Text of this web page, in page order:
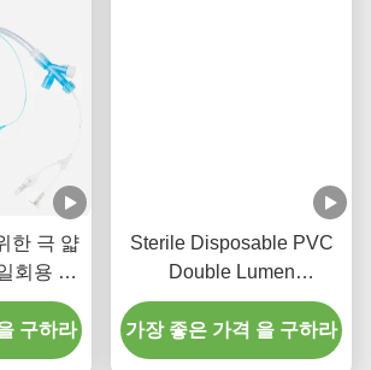
한 극 얇
회용 내
단관
구하라
Sterile Disposable PVC
Double Lumen
Endobronchial Blocker
Tube for One-Lung
Ventilation with
가장 좋은 가격 을 구하라